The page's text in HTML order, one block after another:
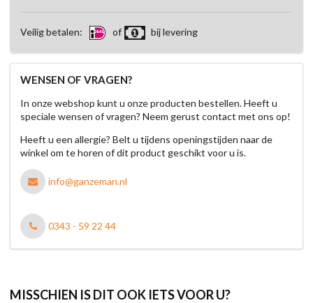
Veilig betalen: of bij levering
WENSEN OF VRAGEN?
In onze webshop kunt u onze producten bestellen. Heeft u
speciale wensen of vragen? Neem gerust contact met ons op!
Heeft u een allergie? Belt u tijdens openingstijden naar de
winkel om te horen of dit product geschikt voor u is.
info@ganzeman.nl
0343 - 59 22 44
MISSCHIEN IS DIT OOK IETS VOOR U?